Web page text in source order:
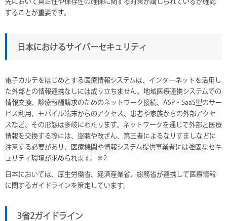
先において真正性や保存性の確保に関する対策が講じられているか確認
することが重要です。
日本におけるサイバーセキュリティ
電子カルテをはじめとする医療情報システムは、インターネットを活用し
た外部との情報連携なしには成り立ちません。地域医療連携システムでの
情報交換、診療報酬請求のためのネットワーク接続、ASP・SaaS型のサー
ビス利用、モバイル端末からのアクセス、患者や家族からの外部アクセ
スなど、その形態は多岐にわたります。ネットワークを通じて外部と医療
情報を交換する際には、盗聴や改ざん、第三者によるなりすましなどに
注意する必要があり、医療機関や情報システム提供事業者には強固なセキ
ュリティ環境が求められます。※2
日本においては、厚生労働省、経済産業省、総務省が連携して医療情報
に関するガイドラインを策定しています。
3省2ガイドライン